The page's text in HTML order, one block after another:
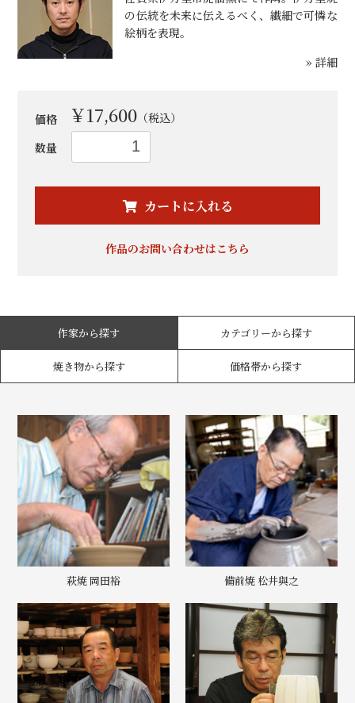
の伝統を未来に伝えるべく、繊細で可憐な
絵柄を表現。
» 詳細
価格 ￥17,600 （税込）
数量
カートに入れる
作品のお問い合わせはこちら
作家から探す カテゴリーから探す
焼き物から探す 価格帯から探す
萩焼 岡田裕 備前焼 松井與之